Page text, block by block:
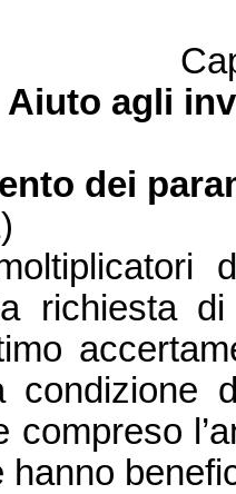
Aiuto agli
dei
)
richiesta
condizione
compreso